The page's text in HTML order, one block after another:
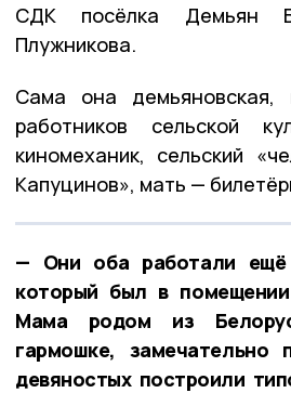
СДК посёлка Демьян
Плужникова.
Сама она демьяновская,
работников сельской
киномеханик, сельский
Капуцинов», мать —
— Они оба работали ещё
который был в
Мама родом из
гармошке,
девяностых построили